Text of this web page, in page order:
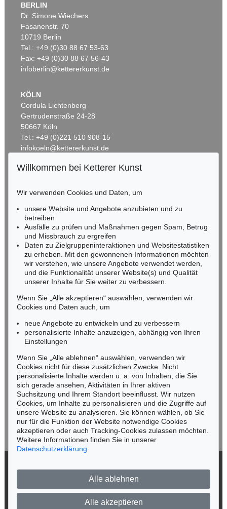
Auktion 431 - Lot 92
F. STUCK
Frühling, 1900
Ergebnis:€ 300.000
Ergebnis:
Auktion 538 - Lot 643
Ergebnis:€ 139.700
Auktion 523 - Lot 361
Meerweibchen, 1891
Ergebnis:€ 137.500
Auktion 446 - Lot 19
Ergebnis:
BERLIN
Dr. Simone Wiechers
Fasanenstr. 70
10719 Berlin
Tel.: +49 (0)30 88 67 53-63
Fax: +49 (0)30 88 67 56-43
infoberlin@kettererkunst.de
KÖLN
Cordula Lichtenberg
Gertrudenstraße 24-28
50667 Köln
Tel.: +49 (0)221 510 908-15
infokoeln@kettererkunst.de
BADEN-WÜRTTEMBERG
RHEINLAND-PFALZ
Miriam Heß
Tel.: +49 (0)62 21 58 80-038
Fax: +49 (0)62 21 58 80-595
infoheidelberg@kettererkunst.de
NORDDEUTSCHLAND
Nico Kassel, M.A.
Tel.: +49 (0)89 55244-164
Mobil: +49 (0)171 8618661
n.kassel@kettererkunst.de
Keine Auktion mehr verpassen!
Wir informieren Sie rechtzeitig.
Jetzt zum Newsletter anmelden >
Impressum
Willkommen bei Ketterer Kunst
Wir verwenden Cookies und Daten, um
unsere Website und Angebote anzubieten und zu
betreiben
Ausfälle zu prüfen und Maßnahmen gegen Spam, Betrug
und Missbrauch zu ergreifen
Daten zu Zielgruppeninteraktionen und Websitestatistiken
zu erheben. Mit den gewonnenen Informationen möchten
wir verstehen, wie unsere Angebote verwendet werden,
und die Funktionalität unserer Website(s) und Qualität
unserer Inhalte für Sie weiter zu verbessern.
Wenn Sie „Alle akzeptieren“ auswählen, verwenden wir
Cookies und Daten auch, um
neue Angebote zu entwickeln und zu verbessern
personalisierte Inhalte anzuzeigen, abhängig von Ihren
Einstellungen
Wenn Sie „Alle ablehnen“ auswählen, verwenden wir
Cookies nicht für diese zusätzlichen Zwecke. Nicht
personalisierte Inhalte werden u. a. von Inhalten, die Sie
sich gerade ansehen, Aktivitäten in Ihrer aktiven
Suchsitzung und Ihrem Standort beeinflusst. Wir nutzen
Cookies, um Inhalte zu personalisieren und die Zugriffe auf
unsere Website zu analysieren. Sie können wählen, ob Sie
nur für die Funktion der Website notwendige Cookies
akzeptieren oder auch Tracking-Cookies zulassen möchten.
Weitere Informationen finden Sie in unserer
Datenschutzerklärung
Alle ablehnen
Alle akzeptieren